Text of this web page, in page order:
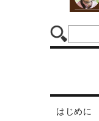
はじめに